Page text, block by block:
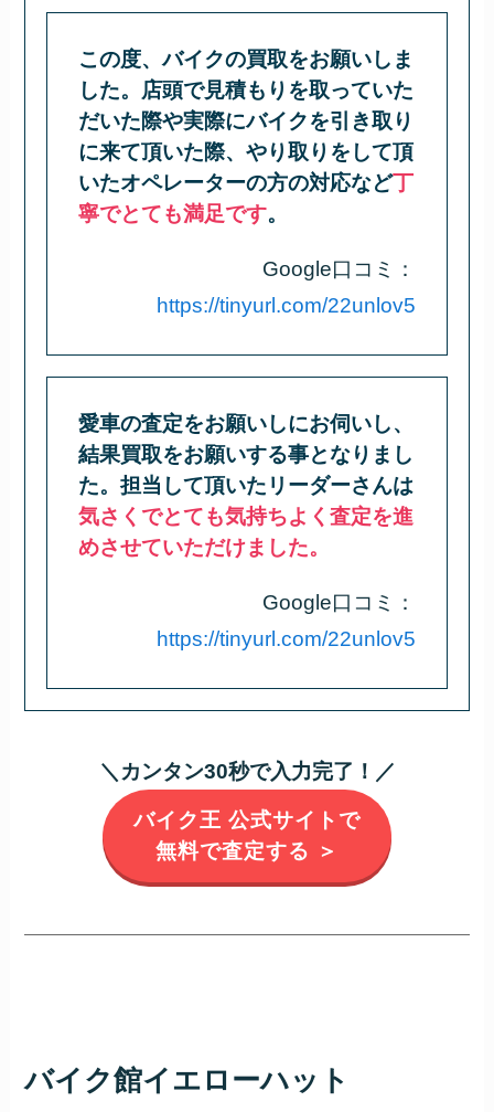
この度、バイクの買取をお願いしま
した。店頭で見積もりを取っていた
だいた際や実際にバイクを引き取り
に来て頂いた際、やり取りをして頂
いたオペレーターの方の対応など丁
寧でとても満足です。
Google口コミ：
https://tinyurl.com/22unlov5
愛車の査定をお願いしにお伺いし、
結果買取をお願いする事となりまし
た。担当して頂いたリーダーさんは
気さくでとても気持ちよく査定を進
めさせていただけました。
Google口コミ：
https://tinyurl.com/22unlov5
＼カンタン30秒で入力完了！／
バイク王 公式サイトで
無料で査定する ＞
バイク館イエローハット